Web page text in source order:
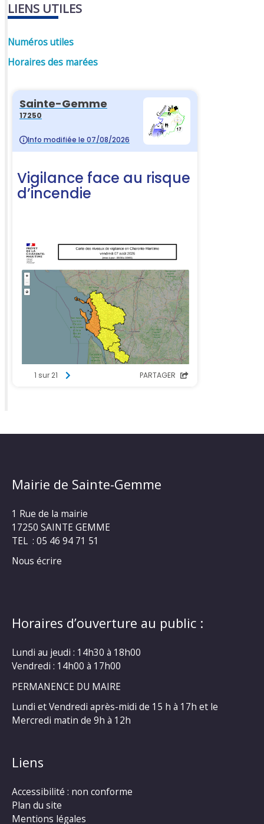
LIENS UTILES
Numéros utiles
Horaires des marées
Mairie de Sainte-Gemme
1 Rue de la mairie
17250 SAINTE GEMME
TEL : 05 46 94 71 51
Nous écrire
Horaires d’ouverture au public :
Lundi au jeudi : 14h30 à 18h00
Vendredi : 14h00 à 17h00
PERMANENCE DU MAIRE
Lundi et Vendredi après-midi de 15 h à 17h et le
Mercredi matin de 9h à 12h
Liens
Accessibilité : non conforme
Plan du site
Mentions légales